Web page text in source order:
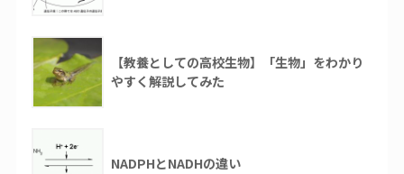
【教養としての高校生物】「生物」をわかり
やすく解説してみた
NADPHとNADHの違い